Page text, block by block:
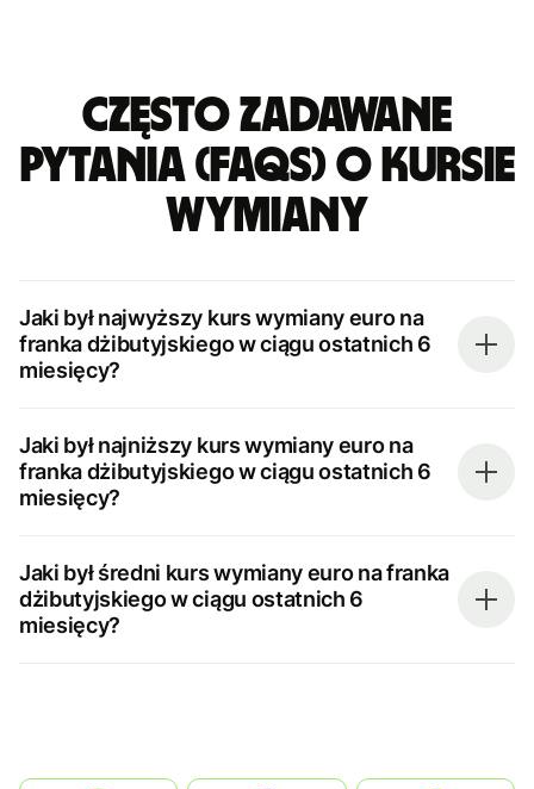
Często zadawane
pytania (FAQs) o kursie
wymiany
Jaki był najwyższy kurs wymiany euro na
franka dżibutyjskiego w ciągu ostatnich 6
miesięcy?
Jaki był najniższy kurs wymiany euro na
franka dżibutyjskiego w ciągu ostatnich 6
miesięcy?
Jaki był średni kurs wymiany euro na franka
dżibutyjskiego w ciągu ostatnich 6
miesięcy?